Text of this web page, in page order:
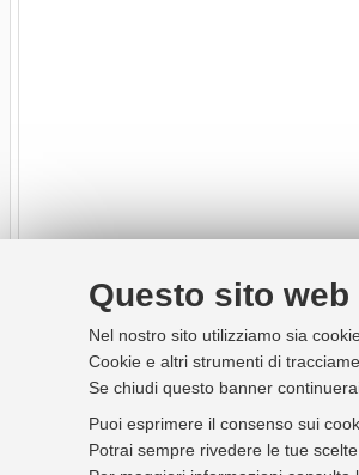
Questo sito
Nel nostro sito utilizziamo sia
Cookie e altri strumenti di
Se chiudi questo banner
Puoi esprimere il consenso sui
Potrai sempre rivedere le tue